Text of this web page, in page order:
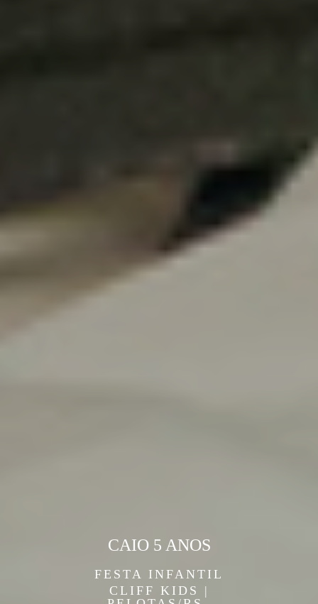
FESTA INFANTIL
CLIFF KIDS |
CAIO 5 ANOS